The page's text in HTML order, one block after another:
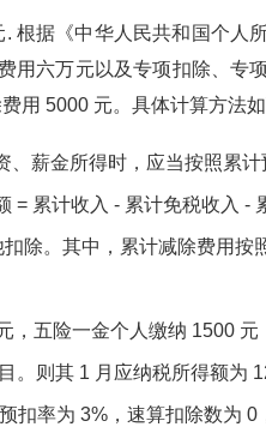
根据《中华人民共和国个人
用六万元以及专项扣除、专
用 5000 元。具体计算方法如
、薪金所得时，应当按照累
= 累计收入 - 累计免税收入 -
除。其中，累计减除费用按
，五险一金个人缴纳 1500
。则其 1 月应纳税所得额为
扣率为 3%，速算扣除数为